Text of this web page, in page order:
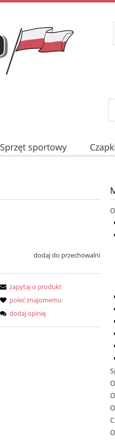
Sprzęt sportowy Czapki
dodaj do przechowalni
zapytaj o produkt
poleć znajomemu
dodaj opinię